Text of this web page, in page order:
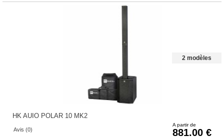
2 modèles
HK AUIO POLAR 10 MK2
Avis (0)
A partir de
881.00